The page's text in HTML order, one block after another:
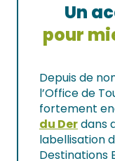
Un
pour
Depuis de
l’Office de
fortement
du Derdans
labellisation
Destinations